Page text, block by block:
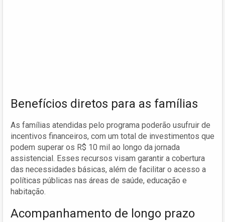
Benefícios diretos para as famílias
As famílias atendidas pelo programa poderão usufruir de
incentivos financeiros, com um total de investimentos que
podem superar os R$ 10 mil ao longo da jornada
assistencial. Esses recursos visam garantir a cobertura
das necessidades básicas, além de facilitar o acesso a
políticas públicas nas áreas de saúde, educação e
habitação.
Acompanhamento de longo prazo